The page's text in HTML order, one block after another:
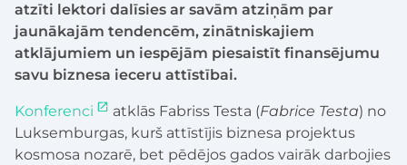
atzīti lektori dalīsies ar savām atziņām par
jaunākajām tendencēm, zinātniskajiem
atklājumiem un iespējām piesaistīt finansējumu
savu biznesa ieceru attīstībai.
Konferenci atklās Fabriss Testa (Fabrice Testa) no
Luksemburgas, kurš attīstījis biznesa projektus
kosmosa nozarē, bet pēdējos gados vairāk darbojies